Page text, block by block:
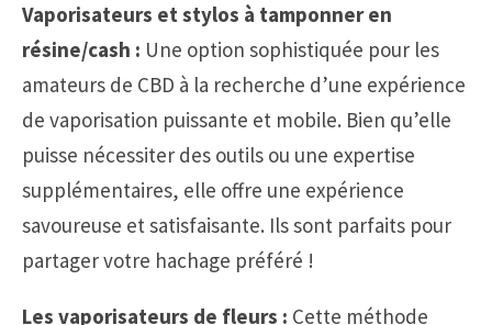
Vaporisateurs et stylos à tamponner en
résine/cash : Une option sophistiquée pour les
amateurs de CBD à la recherche d’une expérience
de vaporisation puissante et mobile. Bien qu’elle
puisse nécessiter des outils ou une expertise
supplémentaires, elle offre une expérience
savoureuse et satisfaisante. Ils sont parfaits pour
partager votre hachage préféré !
Les vaporisateurs de fleurs : Cette méthode